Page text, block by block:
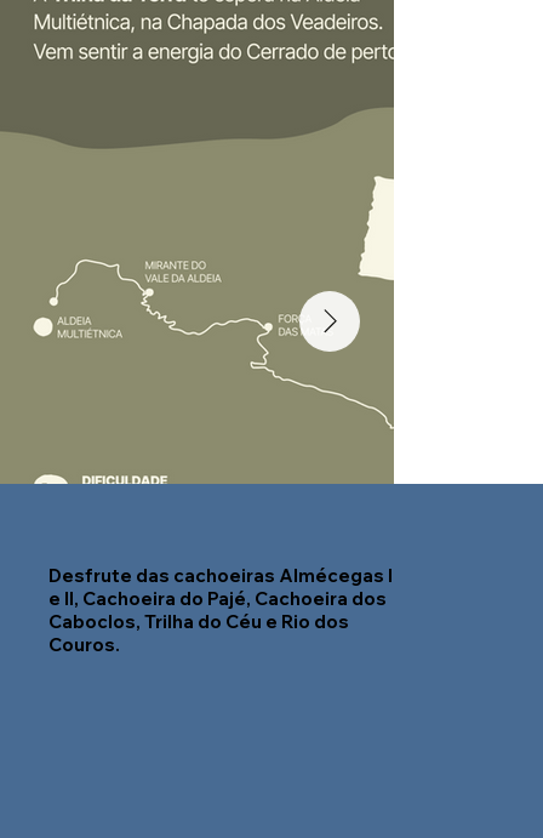
Desfrute das cachoeiras Almécegas I
e II, Cachoeira do Pajé, Cachoeira dos
Caboclos, Trilha do Céu e Rio dos
Couros.